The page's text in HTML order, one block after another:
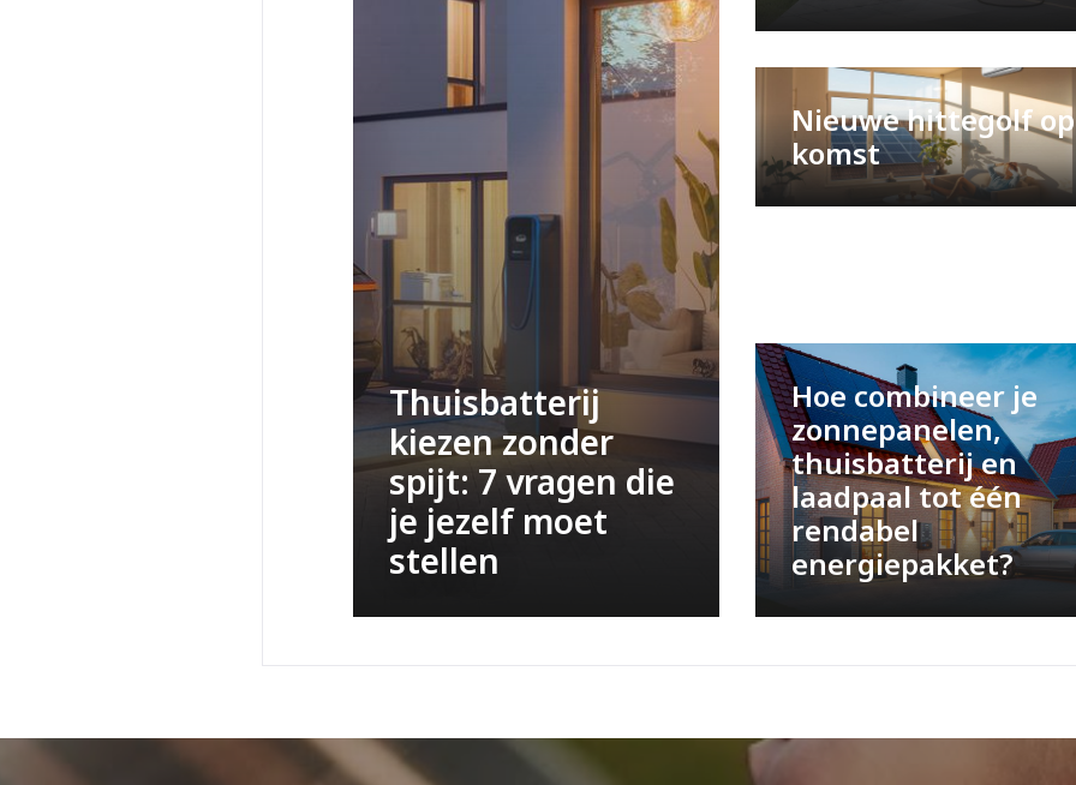
Thuisbatterij
kiezen zonder
spijt: 7 vragen die
je jezelf moet
stellen
Nieuwe hittegolf op
komst
Hoe combineer je
zonnepanelen,
thuisbatterij en
laadpaal tot één
rendabel
energiepakket?